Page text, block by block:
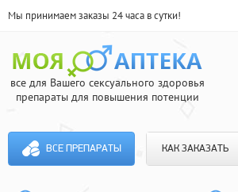
Мы принимаем заказы 24 часа в сутки!
все для Вашего сексуального здоровья
препараты для повышения потенции
ВСЕ ПРЕПАРАТЫ КАК ЗАКАЗАТЬ